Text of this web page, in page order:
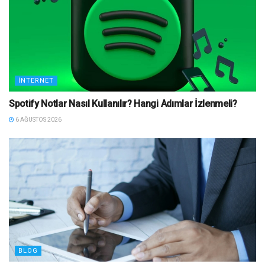
İNTERNET
Spotify Notlar Nasıl Kullanılır? Hangi Adımlar İzlenmeli?
6 AĞUSTOS 2026
BLOG